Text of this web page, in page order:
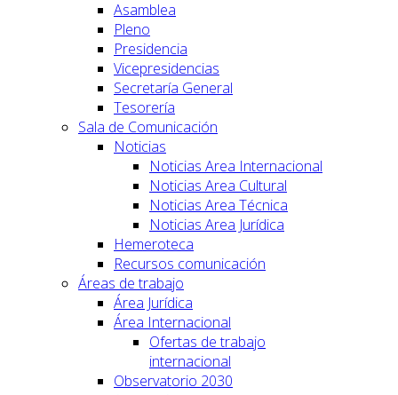
Asamblea
Pleno
Presidencia
Vicepresidencias
Secretaría General
Tesorería
Sala de Comunicación
Noticias
Noticias Area Internacional
Noticias Area Cultural
Noticias Area Técnica
Noticias Area Jurídica
Hemeroteca
Recursos comunicación
Áreas de trabajo
Área Jurídica
Área Internacional
Ofertas de trabajo
internacional
Observatorio 2030